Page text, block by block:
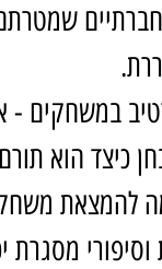
במשחקים -
להמצאת
מסגרת